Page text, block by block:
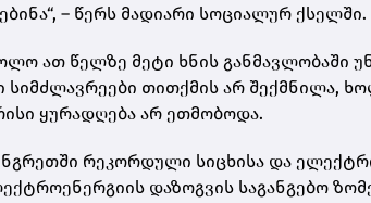
– წერს მადიარი სოციალურ ქსელში.
ათ წელზე მეტი ხნის განმავლობაში
სიმძლავრეები თითქმის არ შექმნილა,
ყურადღება არ ეთმობოდა.
რეკორდული სიცხისა და
დაზოგვის საგანგებო